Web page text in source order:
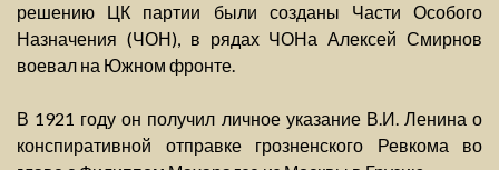
решению ЦК партии были созданы Части Особого
Назначения (ЧОН), в рядах ЧОНа Алексей Смирнов
воевал на Южном фронте.
В 1921 году он получил личное указание В.И. Ленина о
конспиративной отправке грозненского Ревкома во